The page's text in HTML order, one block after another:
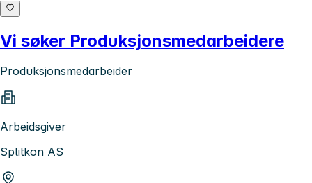
Vi søker Produksjonsmedarbeidere
Produksjonsmedarbeider
Arbeidsgiver
Splitkon AS